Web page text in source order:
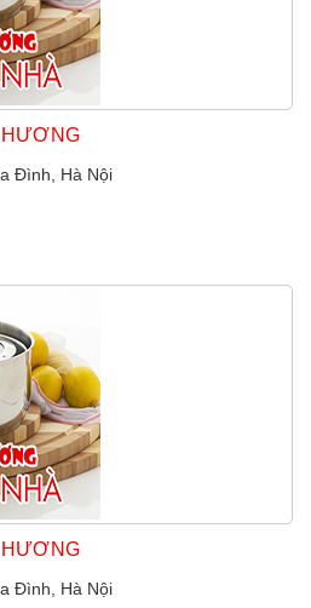
Đình, Hà Nội
Đình, Hà Nội